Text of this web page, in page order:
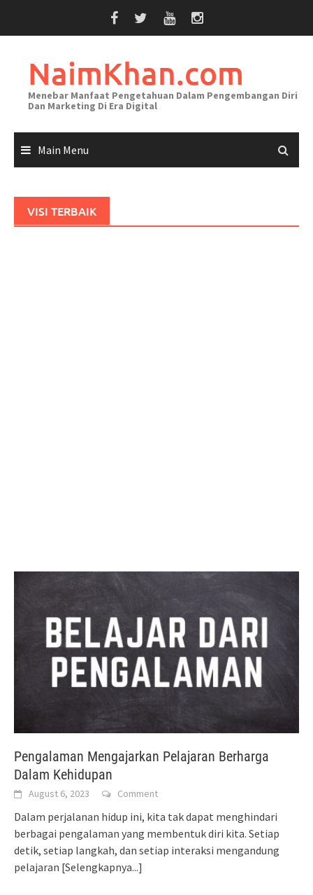
NaimKhan.com
Menebar Manfaat Pengetahuan Dalam Pengembangan Diri
Dan Marketing Di Era Digital
Main Menu
VISI TERBAIK
Pengalaman Mengajarkan Pelajaran Berharga
Dalam Kehidupan
August 6, 2023 Comment
Dalam perjalanan hidup ini, kita tak dapat menghindari
berbagai pengalaman yang membentuk diri kita. Setiap
detik, setiap langkah, dan setiap interaksi mengandung
pelajaran [Selengkapnya...]